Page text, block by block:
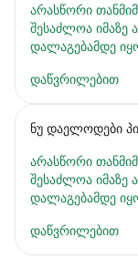
არასწორი
შესაძლოა იმაზე
დალაგებამდე
დაწვრილებით
ნუ დაელოდები
არასწორი
შესაძლოა იმაზე
დალაგებამდე
დაწვრილებით